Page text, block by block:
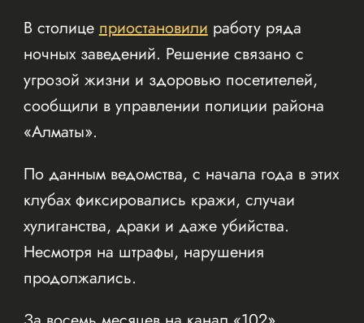
В столице приостановили работу ряда
ночных заведений. Решение связано с
угрозой жизни и здоровью посетителей,
сообщили в управлении полиции района
«Алматы».
По данным ведомства, с начала года в этих
клубах фиксировались кражи, случаи
хулиганства, драки и даже убийства.
Несмотря на штрафы, нарушения
продолжались.